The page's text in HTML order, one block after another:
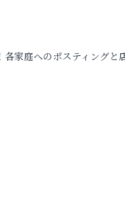
家庭へのポスティングと